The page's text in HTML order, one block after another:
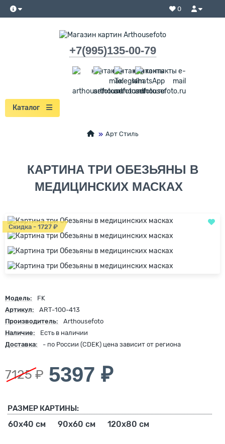
0
+7(995)135-00-79
Каталог
Арт Стиль
КАРТИНА ТРИ ОБЕЗЬЯНЫ В
МЕДИЦИНСКИХ МАСКАХ
Скидка - 1727 ₽
Модель:
FK
Артикул:
ART-100-413
Производитель:
Arthousefoto
Наличие:
Есть в наличии
Доставка:
- по России (CDEK) цена зависит от региона
7125 ₽ 5397 ₽
РАЗМЕР КАРТИНЫ:
60х40 см 90х60 см 120х80 см